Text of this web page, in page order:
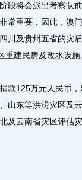
将会派出考察队前
常重要，因此，澳
川及贵州五省的灾
建民房及改水设施
125万元人民币，
山东等洪涝灾区及
及云南省灾区评估